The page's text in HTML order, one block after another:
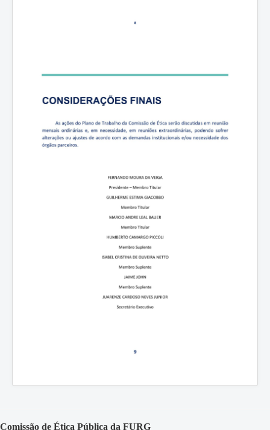
Comissão de Ética Pública da FURG